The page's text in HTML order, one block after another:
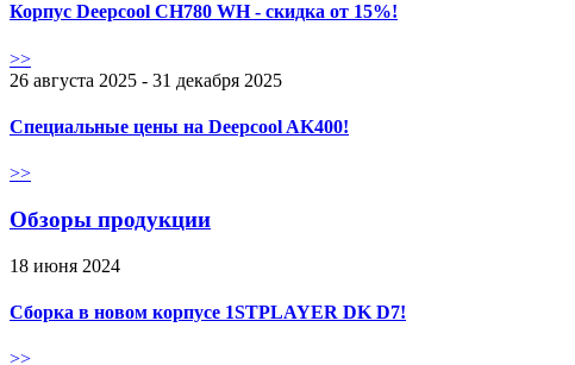
Корпус Deepcool CH780 WH - скидка от 15%!
>>
26 августа 2025 - 31 декабря 2025
Специальные цены на Deepcool AK400!
>>
Обзоры продукции
18 июня 2024
Сборка в новом корпусе 1STPLAYER DK D7!
>>